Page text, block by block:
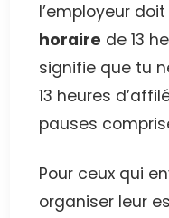
l’employeur
horaire de 13
signifie que tu
13 heures
pauses
Pour ceux qui
organiser leur